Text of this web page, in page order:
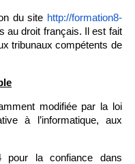
du site http://formation8-
au droit français. Il est fait
tribunaux compétents de
modifiée par la loi
à l’informatique, aux
pour la confiance dans